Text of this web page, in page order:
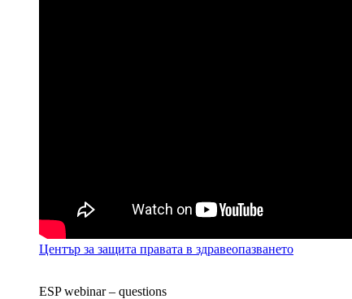
Център за защита правата в здравеопазването
ESP webinar – questions